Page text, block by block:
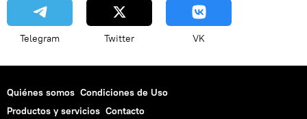
Telegram Twitter VK
Quiénes somos Condiciones de Uso
Productos y servicios Contacto